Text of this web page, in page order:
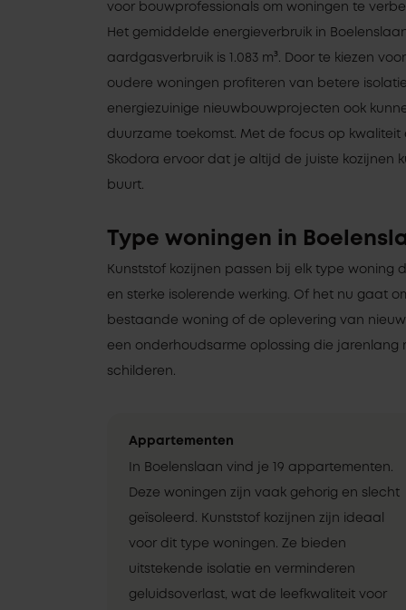
voor bouwprofessionals om woningen te
Het gemiddelde energieverbruik in
aardgasverbruik is 1.083 m³. Door te kiezen
oudere woningen profiteren van betere
energiezuinige nieuwbouwprojecten ook
duurzame toekomst. Met de focus op
Skodora ervoor dat je altijd de juiste kozijnen
buurt.
Type woningen in
Kunststof kozijnen passen bij elk type woning
en sterke isolerende werking. Of het nu gaat
bestaande woning of de oplevering van
een onderhoudsarme oplossing die
schilderen.
Appartementen
In Boelenslaan vind je 19 appartementen.
Deze woningen zijn vaak gehorig en slecht
geïsoleerd. Kunststof kozijnen zijn ideaal
voor dit type woningen. Ze bieden
uitstekende isolatie en verminderen
geluidsoverlast, wat de leefkwaliteit voor